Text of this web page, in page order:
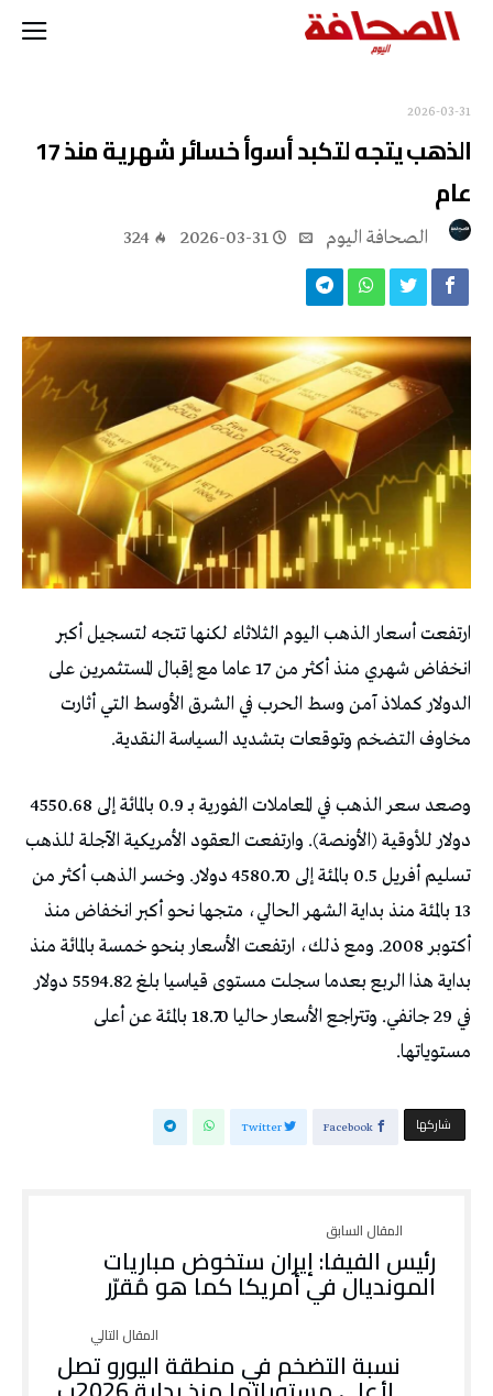
2026-03-31
الذهب يتجه لتكبد أسوأ خسائر شهرية منذ 17
عام
2026-03-31
324
ارتفعت أسعار ​الذهب اليوم الثلاثاء لكنها تتجه لتسجيل أكبر
انخفاض شهري ​منذ أكثر من 17 عاما مع ‌إقبال المستثمرين على
الدولار كملاذ ‌آمن وسط الحرب في ‌الشرق الأوسط التي أثارت
مخاوف التضخم وتوقعات بتشديد السياسة النقدية.
وصعد سعر الذهب في المعاملات الفورية بـ 0.9 بالمائة ⁠إلى 4550.68
دولار للأوقية (الأونصة). وارتفعت العقود الأمريكية الآجلة للذهب
تسليم أفريل 0.5 بالمئة إلى 4580.70 ​دولار. وخسر الذهب أكثر من
13 بالمئة منذ بداية الشهر الحالي، متجها نحو أكبر ⁠انخفاض منذ
أكتوبر 2008. ومع ذلك، ارتفعت الأسعار بنحو خمسة بالمائة منذ
بداية ⁠هذا الربع بعدما سجلت مستوى قياسيا بلغ 5594.82 دولار
في 29 جانفي. وتتراجع الأسعار حاليا 18.70 بالمئة عن أعلى
مستوياتها.
‫‫ شاركها‬ Facebook
Twitter
رئيس الفيفا: إيران ستخوض مباريات
المونديال في أمريكا كما هو مُقرّر
نسبة التضخم في منطقة اليورو تصل